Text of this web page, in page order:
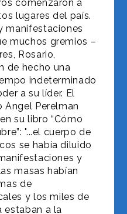
comenzaron a
lugares del país.
manifestaciones
muchos gremios –
Rosario,
de hecho una
indeterminado
a su líder. El
Perelman
su libro “Cómo
"...el cuerpo de
se había diluido
y
masas habían
de
y los miles de
estaban a la